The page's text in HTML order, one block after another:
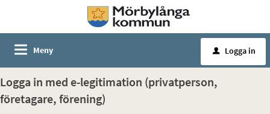
Meny u Logga in
Logga in med e-legitimation (privatperson,
företagare, förening)